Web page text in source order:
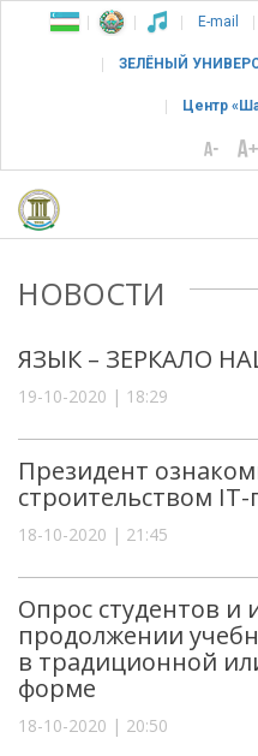
E-mail
ЗЕЛЁНЫЙ
Центр
НОВОСТИ
ЯЗЫК – ЗЕРКАЛО
19-10-2020 | 18:29
Президент
строительством IT-
18-10-2020 | 21:45
Опрос студентов и
продолжении
в традиционной
форме
18-10-2020 | 20:50